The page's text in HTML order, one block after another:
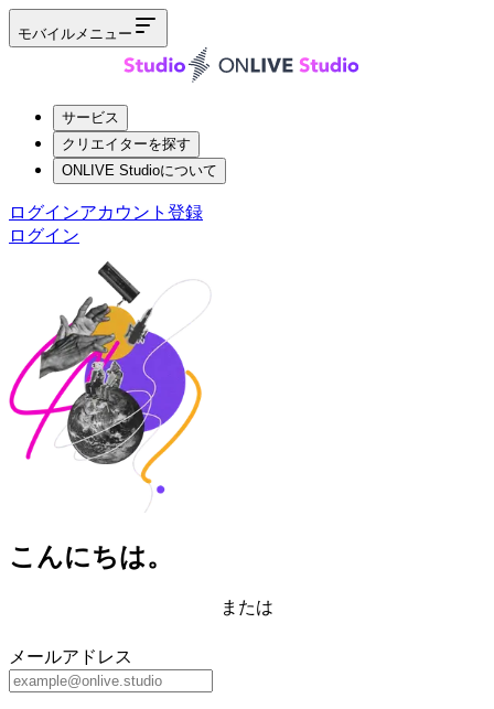
モバイルメニュー
サービス
クリエイターを探す
ONLIVE Studioについて
ログインアカウント登録
ログイン
こんにちは。
または
メールアドレス